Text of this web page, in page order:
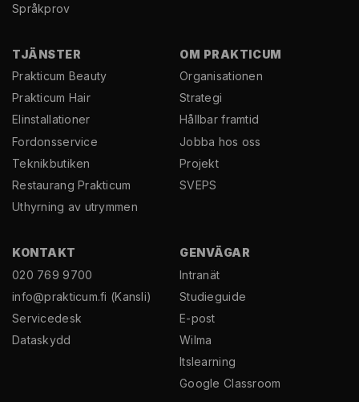
Språkprov
TJÄNSTER
Prakticum Beauty
Prakticum Hair
El­installationer
Fordonsservice
Teknikbutiken
Restaurang Prakticum
Uthyrning av utrymmen
OM PRAKTICUM
Organisationen
Strategi
Hållbar framtid
Jobba hos oss
Projekt
SVEPS
KONTAKT
020 769 9700
info@prakticum.fi (Kansli)
Servicedesk
Dataskydd
GENVÄGAR
Intranät
Studieguide
E-post
Wilma
Itslearning
Google Classroom